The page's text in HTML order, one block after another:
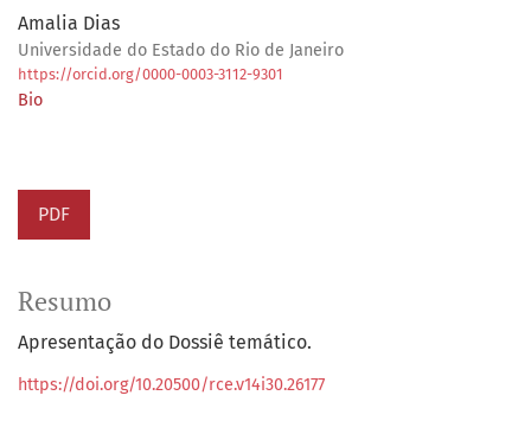
Amalia Dias
Universidade do Estado do Rio de Janeiro
https://orcid.org/0000-0003-3112-9301
Bio
PDF
Resumo
Apresentação do Dossiê temático.
https://doi.org/10.20500/rce.v14i30.26177